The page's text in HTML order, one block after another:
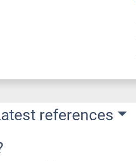
references